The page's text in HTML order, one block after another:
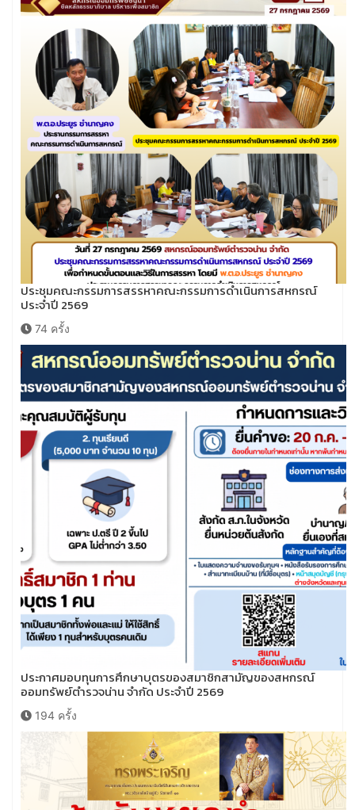
ประชุมคณะกรรมการสรรหาคณะกรรมการดำเนินการสหกรณ์
ประจำปี 2569
74 ครั้ง
ประกาศมอบทุนการศึกษาบุตรของสมาชิกสามัญของสหกรณ์
ออมทรัพย์ตำรวจน่าน จำกัด ประจำปี 2569
194 ครั้ง